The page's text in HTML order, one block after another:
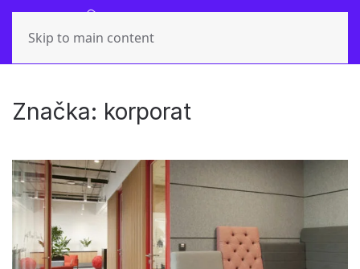
Skip to main content
Značka: korporat